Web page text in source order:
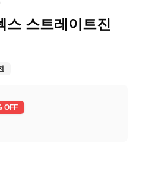
스 스트레이트진
OFF